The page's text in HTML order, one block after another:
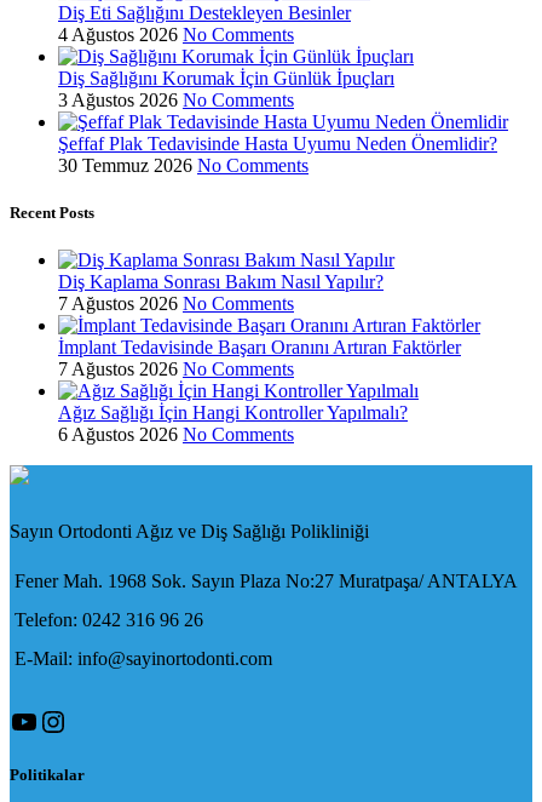
Diş Eti Sağlığını Destekleyen Besinler
4 Ağustos 2026 No Comments
Diş Sağlığını Korumak İçin Günlük İpuçları
3 Ağustos 2026 No Comments
Şeffaf Plak Tedavisinde Hasta Uyumu Neden Önemlidir?
30 Temmuz 2026 No Comments
Recent Posts
Diş Kaplama Sonrası Bakım Nasıl Yapılır?
7 Ağustos 2026 No Comments
İmplant Tedavisinde Başarı Oranını Artıran Faktörler
7 Ağustos 2026 No Comments
Ağız Sağlığı İçin Hangi Kontroller Yapılmalı?
6 Ağustos 2026 No Comments
Sayın Ortodonti Ağız ve Diş Sağlığı Polikliniği
Fener Mah. 1968 Sok. Sayın Plaza No:27 Muratpaşa/ ANTALYA
Telefon: 0242 316 96 26
E-Mail: info@sayinortodonti.com
YouTube
Instagram
Politikalar